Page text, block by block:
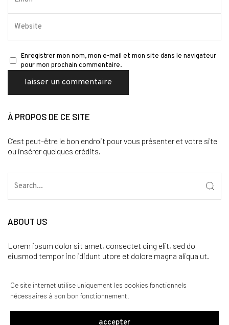
Ce site internet utilise uniquement les cookies fonctionnels
nécessaires à son bon fonctionnement.
accepter
Enregistrer mon nom, mon e-mail et mon site dans le navigateur
pour mon prochain commentaire.
À PROPOS DE CE SITE
C’est peut-être le bon endroit pour vous présenter et votre site
ou insérer quelques crédits.
ABOUT US
Lorem ipsum dolor sit amet, consectet cing elit, sed do
eiusmod tempor inc ididunt utore et dolore magna aliqua ut.
CATÉGORIES